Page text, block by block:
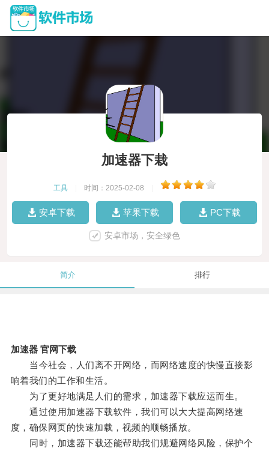
加速器下栽
工具 时间：2025-02-08
安卓下载 苹果下载 PC下载
安卓市场，安全绿色
简介 排行
加速器 官网下载
当今社会，人们离不开网络，而网络速度的快慢直接影
响着我们的工作和生活。
为了更好地满足人们的需求，加速器下载应运而生。
通过使用加速器下载软件，我们可以大大提高网络速
度，确保网页的快速加载，视频的顺畅播放。
同时，加速器下载还能帮助我们规避网络风险，保护个